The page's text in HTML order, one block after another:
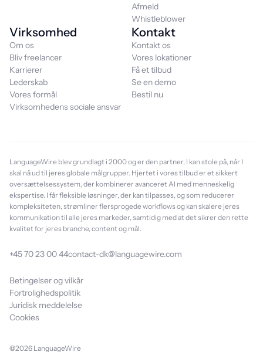
Afmeld
Whistleblower
Virksomhed
Om os
Bliv freelancer
Karrierer
Lederskab
Vores formål
Virksomhedens sociale ansvar
Kontakt
Kontakt os
Vores lokationer
Få et tilbud
Se en demo
Bestil nu
LanguageWire blev grundlagt i 2000 og er den partner, I kan stole på, når I
skal nå ud til jeres globale målgrupper. Hjertet i vores tilbud er et sikkert
oversættelsessystem, der kombinerer avanceret AI med menneskelig
ekspertise. I får fleksible løsninger, der kan tilpasses, og som reducerer
kompleksiteten, strømliner flersprogede workflows og kan skalere jeres
kommunikation til alle jeres markeder, samtidig med at det sikrer den rette
kvalitet for jeres branche, content og mål.
+45 70 23 00 44contact-dk@languagewire.com
Betingelser og vilkår
Fortrolighedspolitik
Juridisk meddelelse
Cookies
@2026 LanguageWire